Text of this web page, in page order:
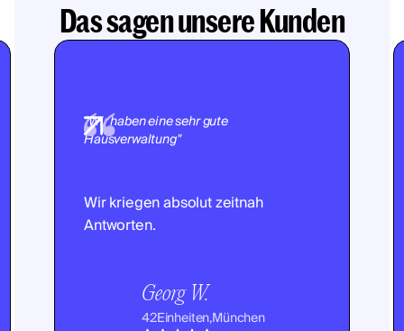
Das sagen unsere Kunden
"Wir haben eine sehr gute
Hausverwaltung"
Wir kriegen absolut zeitnah
Antworten.
Georg W.
42Einheiten,München